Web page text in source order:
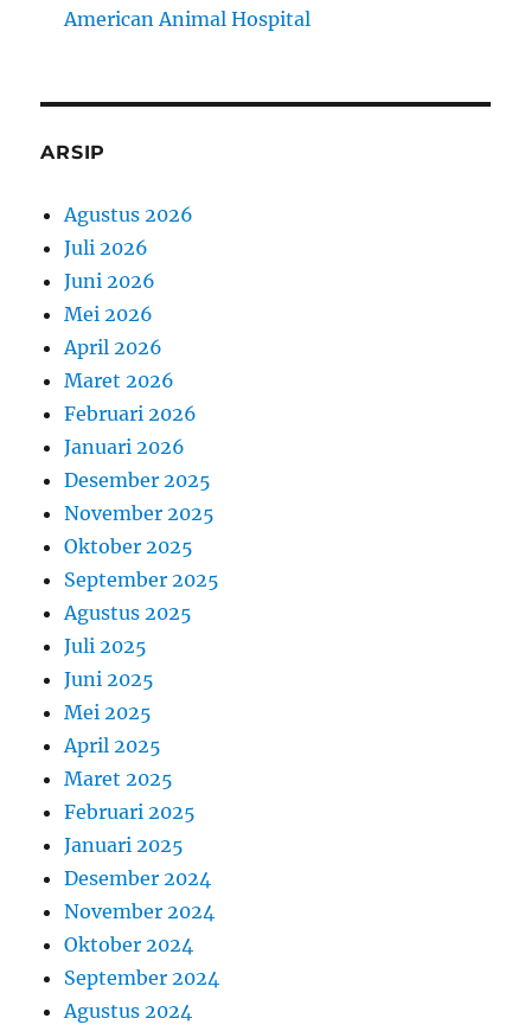
American Animal Hospital
ARSIP
Agustus 2026
Juli 2026
Juni 2026
Mei 2026
April 2026
Maret 2026
Februari 2026
Januari 2026
Desember 2025
November 2025
Oktober 2025
September 2025
Agustus 2025
Juli 2025
Juni 2025
Mei 2025
April 2025
Maret 2025
Februari 2025
Januari 2025
Desember 2024
November 2024
Oktober 2024
September 2024
Agustus 2024